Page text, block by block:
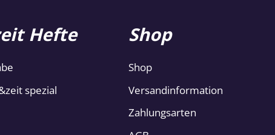
Hefte
spezial
Shop
Shop
Versandinformation
Zahlungsarten